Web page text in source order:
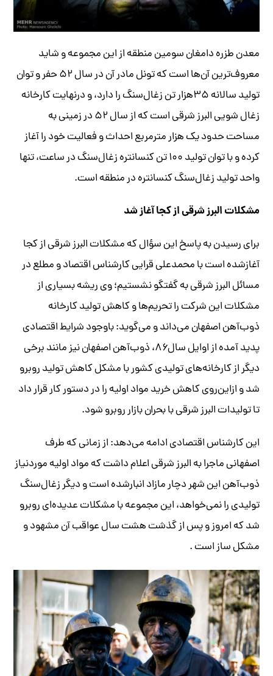
معدن طزره دامغان سومین منطقه از این مجموعه و شاید
معروف‌ترین آن‌ها است که تونل مادر آن در سال ۵۲ حفر و توان
تولید سالانه ۳۵هزار تن زغال‌سنگ را دارد، و درنهایت کارخانه
زغال شویی البرز شرقی است که از سال ۵۲ در زمینی به
مساحت حدود یک هزار مترمربع احداث و فعالیت خود را آغاز
کرده و با توان تولید ۱۰۰ تن کنسانتره زغال‌سنگ در ساعت، تنها
واحد تولید زغال‌سنگ کنسانتره در منطقه است.
مشکلات البرز شرقی از کجا آغاز شد
برای رسیدن به پاسخ این سؤال که مشکلات البرز شرقی از کجا
آغازشده است با محمدعلی قرایی کارشناس اقتصاد و مطلع در
مسائل البرز شرقی به گفتگو نشستیم؛ وی ریشه بسیاری از
مشکلات این شرکت را تحریم‌ها و کاهش تولید کارخانه
ذوب‌آهن اصفهان می‌داند و می‌گوید: باوجود شرایط اقتصادی
پدید آمده از اوایل سال۸۶، ذوب‌آهن اصفهان نیز مانند برخی
دیگر از کارخانه‌های تولیدی کشور با مشکل کاهش تولید روبرو
شد و ازاین‌روی کاهش خرید مواد اولیه را در دستور کار قرار داد
تا تولیدات البرز شرقی با بحران بازار روبرو شود.
این کارشناس اقتصادی ادامه می‌دهد: از زمانی که طرف
اصفهانی ماجرا به البرز شرقی اعلام داشت که مواد اولیه موردنیاز
ذوب‌آهن این شهر دچار مازاد انبارشده است و دیگر زغال‌سنگ
تولیدی را نمی‌خواهد، این مجموعه با مشکلات عدیده‌ای روبرو
شد که امروز و پس از گذشت هشت سال عواقب آن مشهود و
مشکل ساز است .